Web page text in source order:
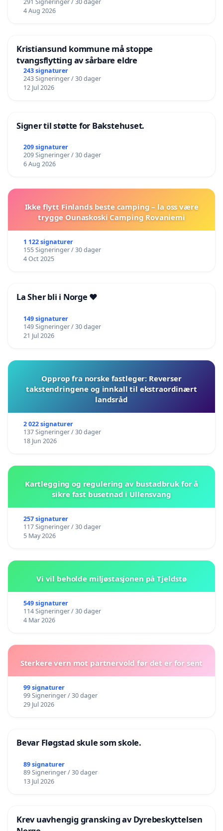
4 Aug 2026
Kristiansund kommune må stoppe
tvangsflytting av sårbare eldre
243 signaturer
243 Signeringer / 30 dager
12 Jul 2026
Signer til støtte for Bakstehuset.
209 signaturer
209 Signeringer / 30 dager
6 Aug 2026
Ikke flytt Finlands beste camping – la oss være
trygge Ounaskoski Camping Rovaniemi
1 122 signaturer
155 Signeringer / 30 dager
4 Oct 2025
La Sher bli i Norge ❤️
149 signaturer
149 Signeringer / 30 dager
21 Jul 2026
Opprop fra norske fastleger: Reverser
takstendringene og innkall til ekstraordinært
landsråd
2 022 signaturer
137 Signeringer / 30 dager
18 Jun 2026
Kartlegging og regulering av bustadbruk for å
sikre fast busetnad i Ullensvang
257 signaturer
117 Signeringer / 30 dager
5 May 2026
Vi vil beholde miljøstasjonen på Tjeldstø
549 signaturer
114 Signeringer / 30 dager
4 Mar 2026
Sterkere vern mot partnervold før det er for sent
99 signaturer
99 Signeringer / 30 dager
29 Jul 2026
Bevar Fløgstad skule som skole.
89 signaturer
89 Signeringer / 30 dager
13 Jul 2026
Krev uavhengig gransking av Dyrebeskyttelsen